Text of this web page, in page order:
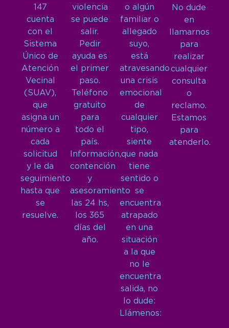
147
cuenta
con el
Sistema
Único de
Atención
Vecinal
(SUAV),
que
asigna un
número a
cada
solicitud
y le da
seguimiento
hasta que
se
resuelve.
violencia
se puede
salir.
Pedir
ayuda es
el primer
paso.
Teléfono
gratuito
para
todo el
país.
Información,
contención
y
asesoramiento
las 24 hs,
los 365
días del
año.
o algún
familiar o
allegado
suyo,
está
atravesando
una crisis
emocional
de
cualquier
tipo,
siente
que nada
tiene
sentido o
se
encuentra
atrapado
en una
situación
a la que
no le
encuentra
salida, no
lo dude:
Llámenos:
No dude
en
llamarnos
para
realizar
cualquier
consulta
o
reclamo.
Estamos
para
atenderlo.